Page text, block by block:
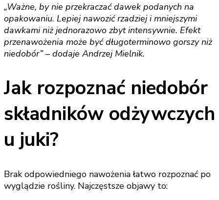
„Ważne, by nie przekraczać dawek podanych na
opakowaniu. Lepiej nawozić rzadziej i mniejszymi
dawkami niż jednorazowo zbyt intensywnie. Efekt
przenawożenia może być długoterminowo gorszy niż
niedobór” – dodaje Andrzej Mielnik.
Jak rozpoznać niedobór
składników odżywczych
u juki?
Brak odpowiedniego nawożenia łatwo rozpoznać po
wyglądzie rośliny. Najczęstsze objawy to: